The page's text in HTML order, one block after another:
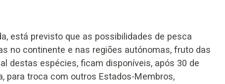
está previsto que as possibilidades de pesca
no continente e nas regiões autónomas, fruto das
destas espécies, ficam disponíveis, após 30 de
para troca com outros Estados-Membros,